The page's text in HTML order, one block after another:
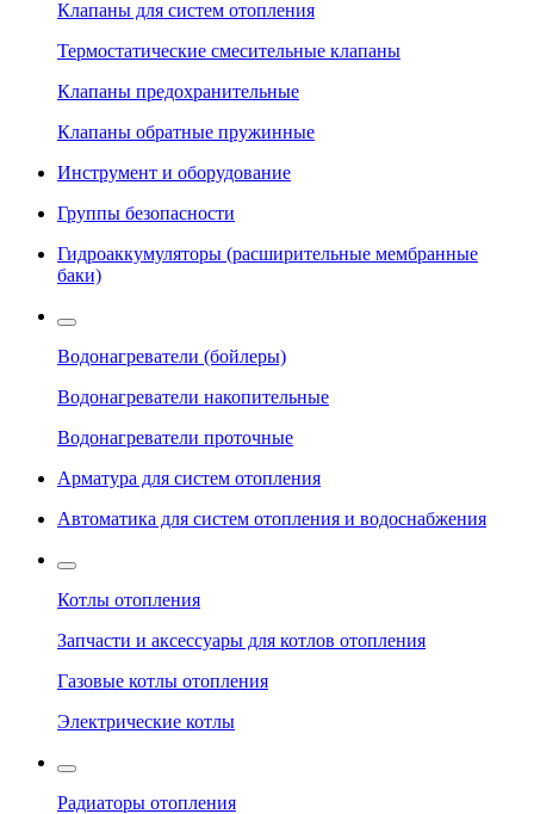
Клапаны для систем отопления
Термостатические смесительные клапаны
Клапаны предохранительные
Клапаны обратные пружинные
Инструмент и оборудование
Группы безопасности
Гидроаккумуляторы (расширительные мембранные
баки)
Водонагреватели (бойлеры)
Водонагреватели накопительные
Водонагреватели проточные
Арматура для систем отопления
Автоматика для систем отопления и водоснабжения
Котлы отопления
Запчасти и аксессуары для котлов отопления
Газовые котлы отопления
Электрические котлы
Радиаторы отопления